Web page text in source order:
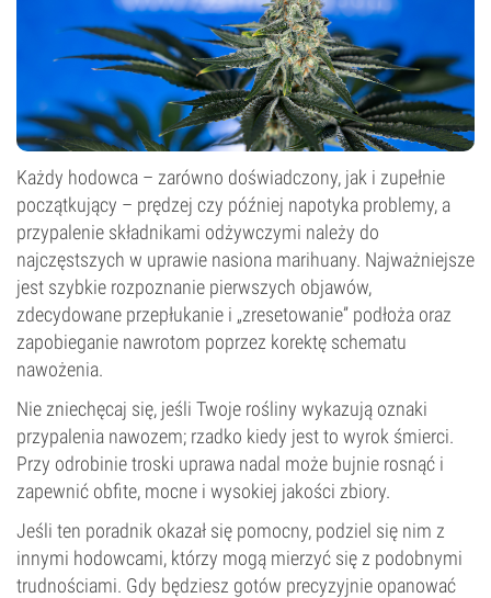
Każdy hodowca – zarówno doświadczony, jak i zupełnie
początkujący – prędzej czy później napotyka problemy, a
przypalenie składnikami odżywczymi należy do
najczęstszych w uprawie nasiona marihuany. Najważniejsze
jest szybkie rozpoznanie pierwszych objawów,
zdecydowane przepłukanie i „zresetowanie” podłoża oraz
zapobieganie nawrotom poprzez korektę schematu
nawożenia.
Nie zniechęcaj się, jeśli Twoje rośliny wykazują oznaki
przypalenia nawozem; rzadko kiedy jest to wyrok śmierci.
Przy odrobinie troski uprawa nadal może bujnie rosnąć i
zapewnić obfite, mocne i wysokiej jakości zbiory.
Jeśli ten poradnik okazał się pomocny, podziel się nim z
innymi hodowcami, którzy mogą mierzyć się z podobnymi
trudnościami. Gdy będziesz gotów precyzyjnie opanować